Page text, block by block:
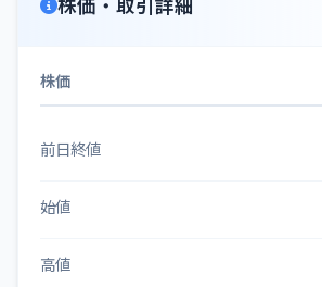
株価・取引詳細
株価
前日終値
始値
高値